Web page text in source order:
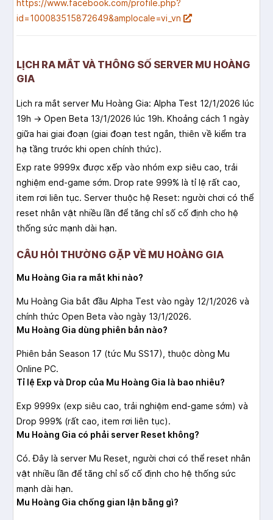
https://www.facebook.com/profile.php?
id=100083515872649&amplocale=vi_vn
LỊCH RA MẮT VÀ THÔNG SỐ SERVER MU HOÀNG
GIA
Lịch ra mắt server Mu Hoàng Gia: Alpha Test 12/1/2026 lúc
19h → Open Beta 13/1/2026 lúc 19h. Khoảng cách 1 ngày
giữa hai giai đoạn (giai đoạn test ngắn, thiên về kiểm tra
hạ tầng trước khi open chính thức).
Exp rate 9999x được xếp vào nhóm exp siêu cao, trải
nghiệm end-game sớm. Drop rate 999% là tỉ lệ rất cao,
item rơi liên tục. Server thuộc hệ Reset: người chơi có thể
reset nhân vật nhiều lần để tăng chỉ số cố định cho hệ
thống sức mạnh dài hạn.
CÂU HỎI THƯỜNG GẶP VỀ MU HOÀNG GIA
Mu Hoàng Gia ra mắt khi nào?
Mu Hoàng Gia bắt đầu Alpha Test vào ngày 12/1/2026 và
chính thức Open Beta vào ngày 13/1/2026.
Mu Hoàng Gia dùng phiên bản nào?
Phiên bản Season 17 (tức Mu SS17), thuộc dòng Mu
Online PC.
Tỉ lệ Exp và Drop của Mu Hoàng Gia là bao nhiêu?
Exp 9999x (exp siêu cao, trải nghiệm end-game sớm) và
Drop 999% (rất cao, item rơi liên tục).
Mu Hoàng Gia có phải server Reset không?
Có. Đây là server Mu Reset, người chơi có thể reset nhân
vật nhiều lần để tăng chỉ số cố định cho hệ thống sức
mạnh dài hạn.
Mu Hoàng Gia chống gian lận bằng gì?